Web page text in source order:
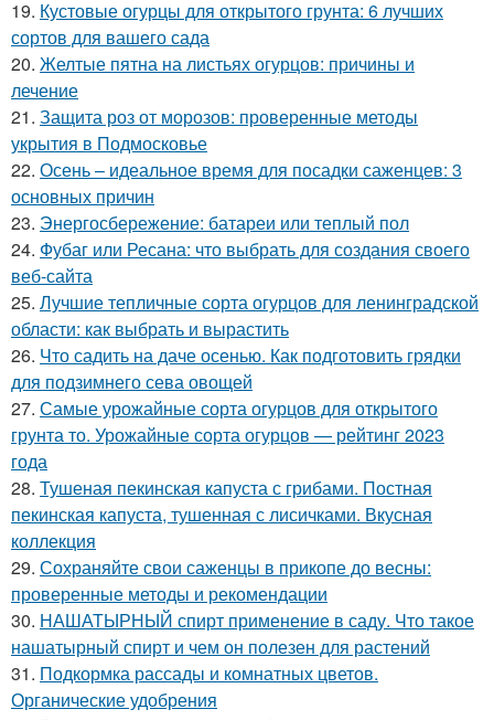
19. Кустовые огурцы для открытого грунта: 6 лучших
сортов для вашего сада
20. Желтые пятна на листьях огурцов: причины и
лечение
21. Защита роз от морозов: проверенные методы
укрытия в Подмосковье
22. Осень – идеальное время для посадки саженцев: 3
основных причин
23. Энергосбережение: батареи или теплый пол
24. Фубаг или Ресана: что выбрать для создания своего
веб-сайта
25. Лучшие тепличные сорта огурцов для ленинградской
области: как выбрать и вырастить
26. Что садить на даче осенью. Как подготовить грядки
для подзимнего сева овощей
27. Самые урожайные сорта огурцов для открытого
грунта то. Урожайные сорта огурцов — рейтинг 2023
года
28. Тушеная пекинская капуста с грибами. Постная
пекинская капуста, тушенная с лисичками. Вкусная
коллекция
29. Сохраняйте свои саженцы в прикопе до весны:
проверенные методы и рекомендации
30. НАШАТЫРНЫЙ спирт применение в саду. Что такое
нашатырный спирт и чем он полезен для растений
31. Подкормка рассады и комнатных цветов.
Органические удобрения